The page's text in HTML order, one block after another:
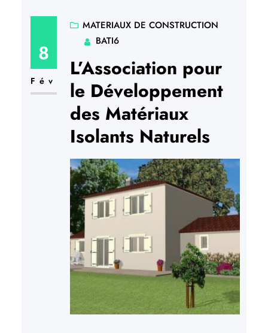
spéciales (porte, fenêtre, poutre,
etc.). Si besoin, pratiquer les trous à
la scie cloche pour les interrupteurs
et…
8
Fév
MATERIAUX DE CONSTRUCTION
BATI6
L’Association pour
le Développement
des Matériaux
Isolants Naturels